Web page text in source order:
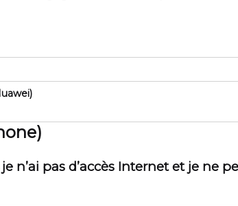
n’ai pas d’accès Internet et je ne